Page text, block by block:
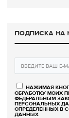
ПОДПИСКА НА
НАЖИМАЯ
ОБРАБОТКУ МОИХ
ФЕДЕРАЛЬНЫМ
ПЕРСОНАЛЬНЫХ
ОПРЕДЕЛЕННЫХ В
ДАННЫХ